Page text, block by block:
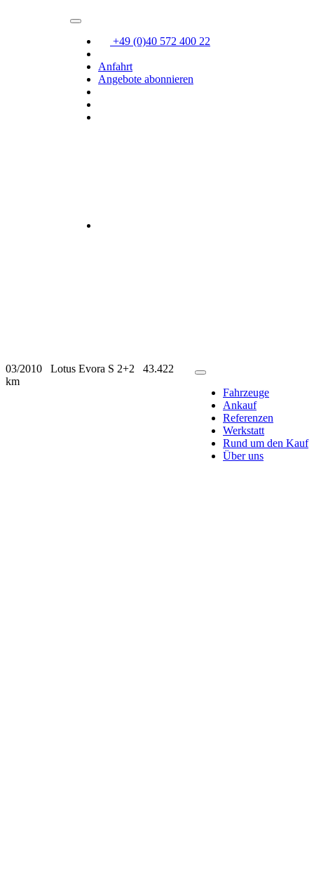
+49 (0)40 572 400 22
Anfahrt
Angebote abonnieren
Fahrzeuge
Ankauf
Referenzen
Werkstatt
Rund um den Kauf
Über uns
03/2010 Lotus Evora S 2+2
43.422
km